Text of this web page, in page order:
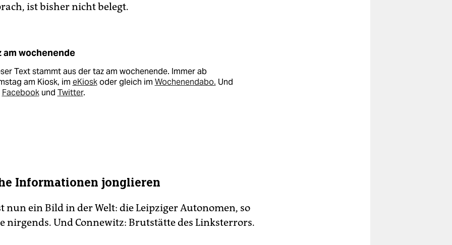
ist bisher nicht belegt.
am wochenende
Text stammt aus der taz am wochenende. Immer ab
am Kiosk, im eKioskoder gleich im Wochenendabo. Und
Facebookund Twitter.
Informationen jonglieren
nun ein Bild in der Welt: die Leipziger Autonomen, so
nirgends. Und Connewitz: Brutstätte des Linksterrors.